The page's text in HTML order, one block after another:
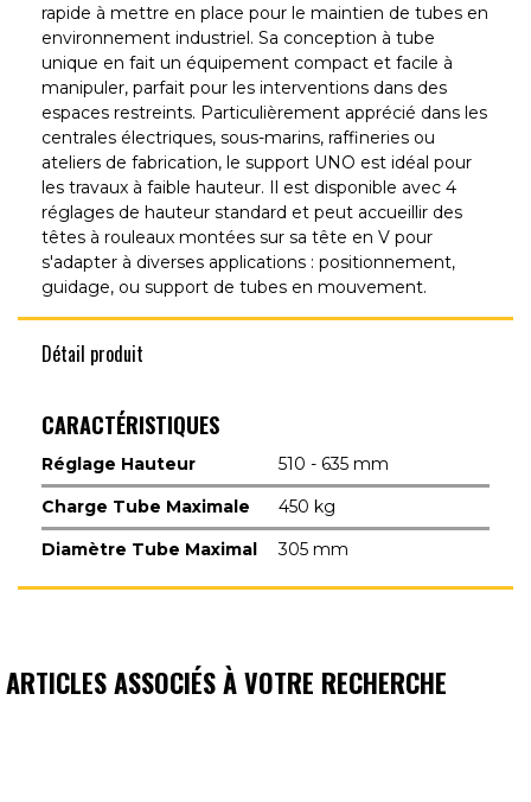
rapide à mettre en place pour le maintien de tubes en
environnement industriel. Sa conception à tube
unique en fait un équipement compact et facile à
manipuler, parfait pour les interventions dans des
espaces restreints. Particulièrement apprécié dans les
centrales électriques, sous-marins, raffineries ou
ateliers de fabrication, le support UNO est idéal pour
les travaux à faible hauteur. Il est disponible avec 4
réglages de hauteur standard et peut accueillir des
têtes à rouleaux montées sur sa tête en V pour
s'adapter à diverses applications : positionnement,
guidage, ou support de tubes en mouvement.
Détail produit
CARACTÉRISTIQUES
Réglage Hauteur
510 - 635 mm
Charge Tube Maximale
450 kg
Diamètre Tube Maximal
305 mm
ARTICLES ASSOCIÉS À VOTRE RECHERCHE